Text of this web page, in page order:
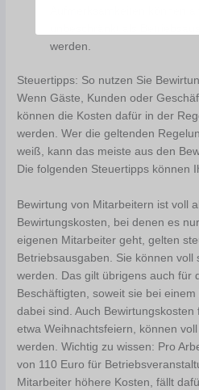
Aufmerksamkeiten können
werden.
Steuertipps: So nutzen Sie
Wenn Gäste, Kunden oder
können die Kosten dafür in der
werden. Wer die geltenden
weiß, kann das meiste aus den
Die folgenden Steuertipps können
Bewirtung von Mitarbeitern ist voll
Bewirtungskosten, bei denen es
eigenen Mitarbeiter geht, gelten
Betriebsausgaben. Sie können
werden. Das gilt übrigens auch für
Beschäftigten, soweit sie bei
dabei sind. Auch
etwa Weihnachtsfeiern, können
werden. Wichtig zu wissen: Pro
von 110 Euro für
Mitarbeiter höhere Kosten, fällt